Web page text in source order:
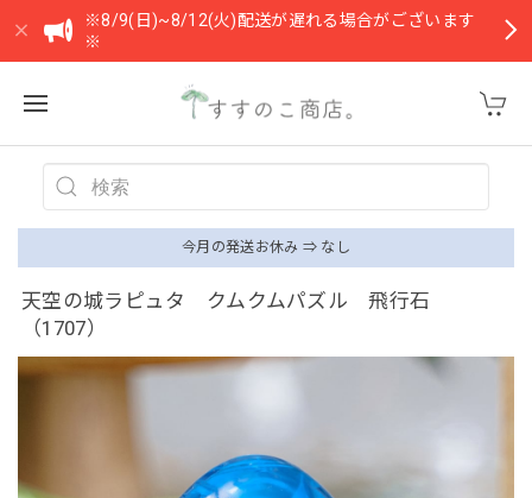
※8/9(日)~8/12(火)配送が遅れる場合がございます
※
今月の発送お休み ⇒ なし
天空の城ラピュタ クムクムパズル 飛行石
（1707）